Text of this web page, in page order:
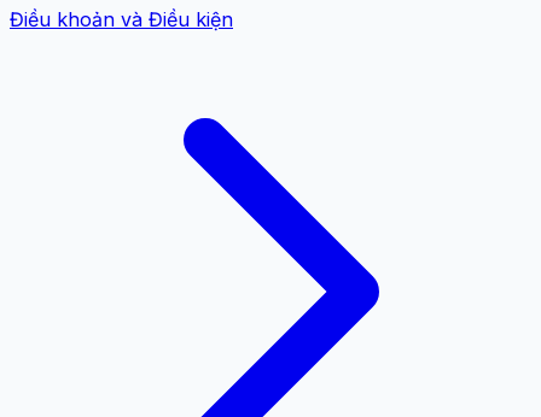
Điều khoản và Điều kiện